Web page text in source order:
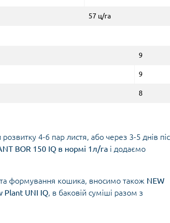
57 ц/га
9
9
8
4-6 пар листя, або через 3-5 днів
BOR 150 IQ в нормі 1л/га і додаємо
формування кошика, вносимо також NEW
Plant UNI IQ, в баковій суміші разом з